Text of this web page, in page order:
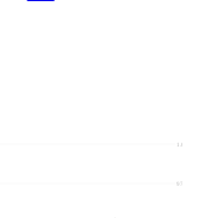
977,75
1.050